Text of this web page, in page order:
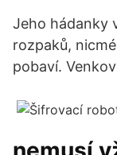
Jeho hádanky
rozpaků,
pobaví.